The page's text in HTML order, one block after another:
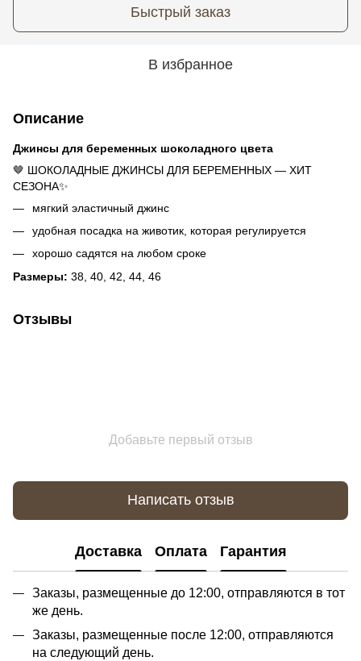
Быстрый заказ
В избранное
Описание
Джинсы для беременных шоколадного цвета
🤎 ШОКОЛАДНЫЕ ДЖИНСЫ ДЛЯ БЕРЕМЕННЫХ — ХИТ
СЕЗОНА✨
мягкий эластичный джинс
удобная посадка на животик, которая регулируется
хорошо садятся на любом сроке
Размеры: 38, 40, 42, 44, 46
Отзывы
Добавьте первый отзыв
Написать отзыв
Доставка Оплата Гарантия
Заказы, размещенные до 12:00, отправляются в тот
же день.
Заказы, размещенные после 12:00, отправляются
на следующий день.